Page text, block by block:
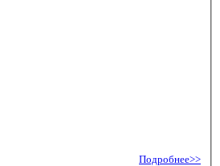
Подробнее>>